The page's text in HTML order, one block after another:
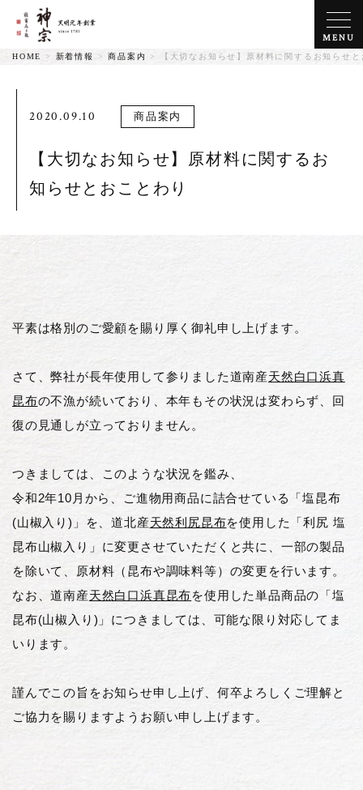
MENU
HOME > 新着情報 >商品案内 > 【大切なお知らせ】原材料に関するお知らせ
2020.09.10 商品案内
【大切なお知らせ】原材料に関するお
知らせとおことわり
平素は格別のご愛顧を賜り厚く御礼申し上げます。
さて、弊社が長年使用して参りました道南産天然白口浜真
昆布の不漁が続いており、本年もその状況は変わらず、回
復の見通しが立っておりません。
つきましては、このような状況を鑑み、
令和2年10月から、ご進物用商品に詰合せている「塩昆布
(山椒入り)」を、道北産天然利尻昆布を使用した「利尻 塩
昆布山椒入り」に変更させていただくと共に、一部の製品
を除いて、原材料（昆布や調味料等）の変更を行います。
なお、道南産天然白口浜真昆布を使用した単品商品の「塩
昆布(山椒入り)」につきましては、可能な限り対応してま
いります。
謹んでこの旨をお知らせ申し上げ、何卒よろしくご理解と
ご協力を賜りますようお願い申し上げます。